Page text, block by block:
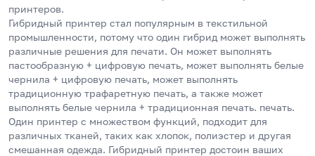
принтеров.
Гибридный принтер стал популярным в текстильной
промышленности, потому что один гибрид может выполнять
различные решения для печати. ​​Он может выполнять
пастообразную + цифровую печать, может выполнять белые
чернила + цифровую печать, может выполнять
традиционную трафаретную печать, а также может
выполнять белые чернила + традиционная печать. печать.
Один принтер с множеством функций, подходит для
различных тканей, таких как хлопок, полиэстер и другая
смешанная одежда. Гибридный принтер достоин ваших